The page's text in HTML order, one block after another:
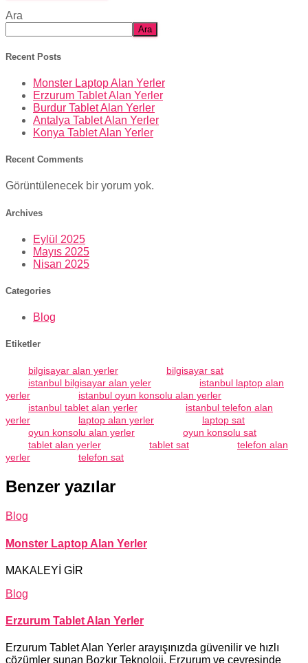
Ara
Ara
Recent Posts
Monster Laptop Alan Yerler
Erzurum Tablet Alan Yerler
Burdur Tablet Alan Yerler
Antalya Tablet Alan Yerler
Konya Tablet Alan Yerler
Recent Comments
Görüntülenecek bir yorum yok.
Archives
Eylül 2025
Mayıs 2025
Nisan 2025
Categories
Blog
Etiketler
bilgisayar alan yerler
bilgisayar sat
istanbul bilgisayar alan yeler
istanbul laptop alan
yerler
istanbul oyun konsolu alan yerler
istanbul tablet alan yerler
istanbul telefon alan
yerler
laptop alan yerler
laptop sat
oyun konsolu alan yerler
oyun konsolu sat
tablet alan yerler
tablet sat
telefon alan
yerler
telefon sat
Benzer yazılar
Blog
Monster Laptop Alan Yerler
MAKALEYİ GİR
Blog
Erzurum Tablet Alan Yerler
Erzurum Tablet Alan Yerler arayışınızda güvenilir ve hızlı
çözümler sunan Bozkır Teknoloji, Erzurum ve çevresinde